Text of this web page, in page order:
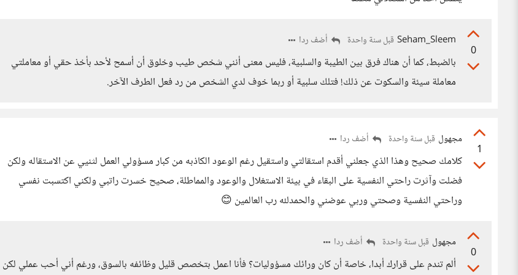
0
Seham_Sleem قبل سنة واحدة أضف ردا
بالضبط، كما أن هناك فرق بين الطيبة والسلبية، فليس معنى أنني شخص طيب وخلوق أن أسمح لأحد بأخذ حقي أو معاملتي
معاملة سيئة والسكوت عن ذلك! فتلك سلبية أو ربما خوف لدي الشخص من رد فعل الطرف الآخر.
1
مجهول قبل سنة واحدة أضف ردا
كلامك صحيح وهذا الذي جعلني أقدم استقالتي واستقيل رغم الوعود الكاذبه من كبار مسؤولي العمل لثنيي عن الاستقاله ولكن
فضلت وآثرت راحتي النفسية على البقاء في بيئة الاستغلال والوعود والمماطلة، صحيح خسرت راتبي ولكني اكتسبت نفسي
وراحتي النفسية وصحتي وربي عوضني والحمدلله رب العالمين 😊
0
مجهول قبل سنة واحدة أضف ردا
ألم تندم على قرارك أبدا، خاصة أن كان ورائك مسؤوليات؟ فأنا اعمل بتخصص قليل وظائفه بالسوق، ورغم أني أحب عملي لكن